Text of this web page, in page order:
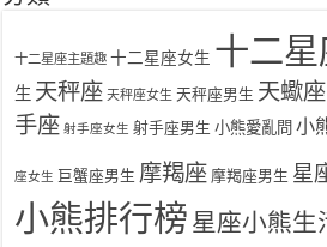
十二星座主題趣 十二星座女生 十二
生 天秤座 天秤座女生 天秤座男生 天蠍座
手座 射手座女生 射手座男生 小熊愛亂問 小
座女生 巨蟹座男生 摩羯座 摩羯座男生 星
小熊排行榜 星座小熊生